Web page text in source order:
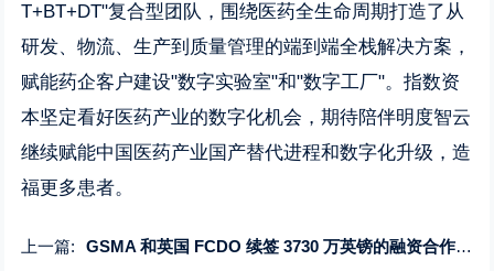
T+BT+DT"复合型团队，围绕医药全生命周期打造了从
研发、物流、生产到质量管理的端到端全栈解决方案，
赋能药企客户建设"数字实验室"和"数字工厂"。指数资
本坚定看好医药产业的数字化机会，期待陪伴明度智云
继续赋能中国医药产业国产替代进程和数字化升级，造
福更多患者。
上一篇:
GSMA 和英国 FCDO 续签 3730 万英镑的融资合作伙伴协议，加强对数字发展的承诺